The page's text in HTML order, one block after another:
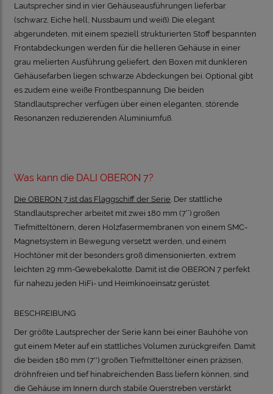
Lautsprecher sind in vier Gehäuseausführungen lieferbar
(schwarz, Eiche hell, Nussbaum und weiß). Die elegant
abgerundeten, mit einem speziell strukturierten Stoff bespannten
Frontabdeckungen werden für die helleren Gehäuse in einer
grau melierten Ausführung geliefert, den Boxen mit dunkleren
Gehäusefarben liegen schwarze Abdeckungen bei. Optional gibt
es zudem eine weiße Frontbespannung. Die beiden
Standlautsprecher verfügen über einen eleganten, störende
Resonanzen reduzierenden Aluminiumfuß.
Was kann die DALI OBERON 7?
Die OBERON 7 ist das Flaggschiff der Serie. Der stattliche
Standlautsprecher arbeitet mit zwei 180 mm (7‘‘) großen
Tiefmitteltönern, deren Holzfasermembranen von einem SMC-
Magnetsystem in Bewegung versetzt werden, und einem
Hochtöner mit der besonders groß dimensionierten, extrem
leichten 29 mm-Gewebekalotte. Damit ist die OBERON 7 perfekt
für nahezu jeden HiFi- und Heimkinoeinsatz gerüstet.
BESCHREIBUNG
Der größte Lautsprecher der Serie kann bei einer Bauhöhe von
gut einem Meter auf ein stattliches Volumen zurückgreifen. Damit
die beiden 180 mm (7'') großen Tiefmitteltöner einen präzisen,
dröhnfreien und tief hinabreichenden Bass liefern können, sind
die Gehäuse im Innern durch stabile Querstreben verstärkt.